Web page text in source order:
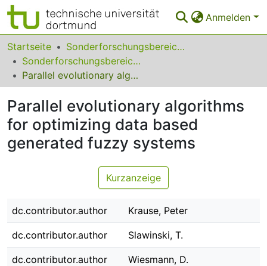
Anmelden
Bereiche & Sammlungen
Das gesamte Repositorium
FAQ
Leitlinien
Zurück zur Startseite
Startseite
Sonderforschungsbereiche
Sonderforschungsbereich (SFB) 531
Parallel evolutionary algorithms for optimizing data based generated fuzzy systems
Parallel evolutionary algorithms
for optimizing data based
generated fuzzy systems
Kurzanzeige
dc.contributor.author Krause, Peter
dc.contributor.author Slawinski, T.
dc.contributor.author Wiesmann, D.